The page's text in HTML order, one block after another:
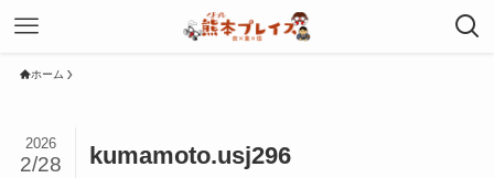
ホーム
kumamoto.usj296
2026
2/28